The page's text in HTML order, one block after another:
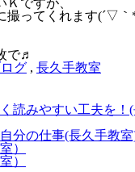
ですが、
撮ってくれます(´▽｀
で♬
グ, 長久手教室
読みやすい工夫を！
分の仕事(長久手教
）
）